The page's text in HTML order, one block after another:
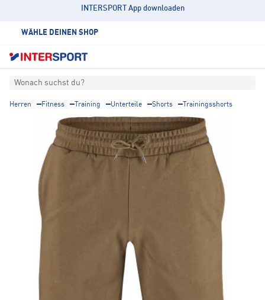
INTERSPORT App downloaden
WÄHLE DEINEN SHOP
Wonach suchst du?
Herren Fitness Training Unterteile Shorts Trainingsshorts